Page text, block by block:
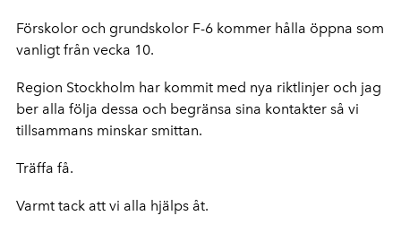
Förskolor och grundskolor F-6 kommer hålla öppna som
vanligt från vecka 10.
Region Stockholm har kommit med nya riktlinjer och jag
ber alla följa dessa och begränsa sina kontakter så vi
tillsammans minskar smittan.
Träffa få.
Varmt tack att vi alla hjälps åt.